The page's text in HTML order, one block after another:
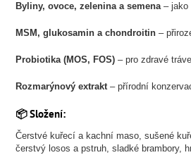
Byliny, ovoce, zelenina a semena– jako
MSM, glukosamin a chondroitin –
Probiotika (MOS, FOS) – pro zdravé
Rozmarýnový extrakt– přírodní
📦 Složení:
Čerstvé kuřecí a kachní maso, sušené
čerstvý losos a pstruh, sladké brambory,